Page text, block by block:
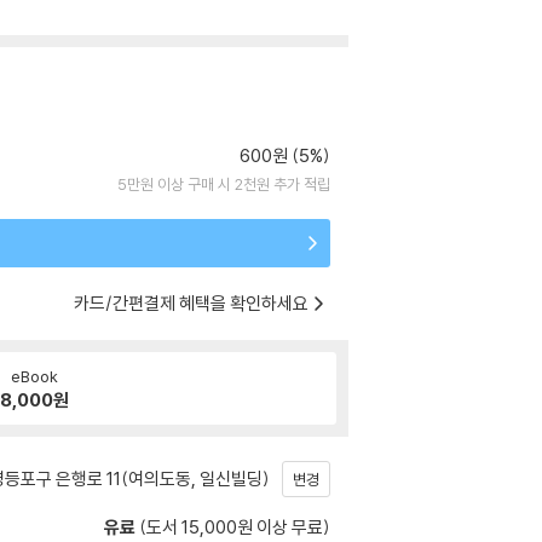
600원 (5%)
5만원 이상 구매 시 2천원 추가 적립
카드/간편결제 혜택을 확인하세요
eBook
8,000원
포구 은행로 11(여의도동, 일신빌딩) 변경
유료 (도서 15,000원 이상 무료)